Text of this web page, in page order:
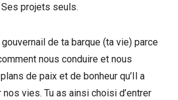
projets seuls.
de ta barque (ta vie) parce
nous conduire et nous
de paix et de bonheur qu’Il a
vies. Tu as ainsi choisi d’entrer